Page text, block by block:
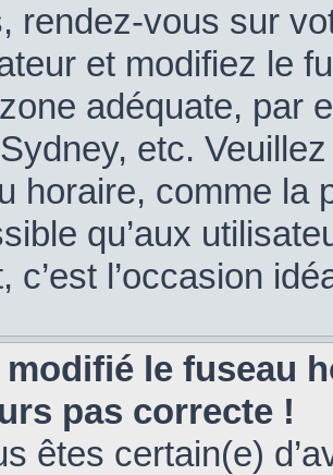
rendez-vous sur
et modifiez le
adéquate, par
etc.
horaire, comme la
qu’aux
c’est l’occasion
modifié le fuseau
pas correcte !
êtes certain(e)